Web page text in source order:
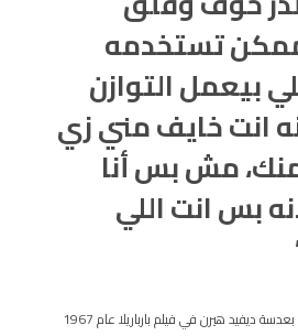
تستخدمه
بيعمل التوازن
انت خايف مني زي
مش بس أنا
بس انت اللي
ديفيد هيرن في فيلم بارباريلا عام 1967